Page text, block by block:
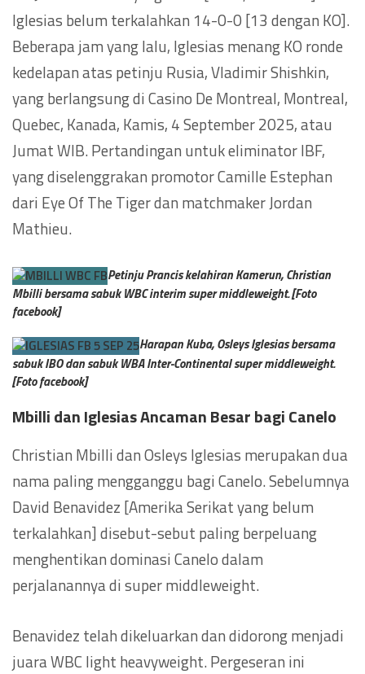
Iglesias belum terkalahkan 14-0-0 [13 dengan KO].
Beberapa jam yang lalu, Iglesias menang KO ronde
kedelapan atas petinju Rusia, Vladimir Shishkin,
yang berlangsung di Casino De Montreal, Montreal,
Quebec, Kanada, Kamis, 4 September 2025, atau
Jumat WIB. Pertandingan untuk eliminator IBF,
yang diselenggrakan promotor Camille Estephan
dari Eye Of The Tiger dan matchmaker Jordan
Mathieu.
Petinju Prancis kelahiran Kamerun, Christian
Mbilli bersama sabuk WBC interim super middleweight. [Foto
facebook]
Harapan Kuba, Osleys Iglesias bersama
sabuk IBO dan sabuk WBA Inter-Continental super middleweight.
[Foto facebook]
Mbilli dan IglesiasAncaman Besar bagi Canelo
Christian Mbilli dan Osleys Iglesias merupakan dua
nama paling mengganggu bagi Canelo. Sebelumnya
David Benavidez [Amerika Serikat yang belum
terkalahkan] disebut-sebut paling berpeluang
menghentikan dominasi Canelo dalam
perjalanannya di super middleweight.
Benavidez telah dikeluarkan dan didorong menjadi
juara WBC light heavyweight. Pergeseran ini